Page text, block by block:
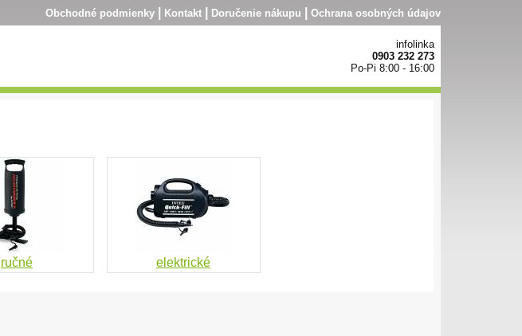
Obchodné podmienky Kontakt Doručenie nákupu Ochrana osobných údajov
infolinka
0903 232 273
Po-Pi 8:00 - 16:00
ručné elektrické